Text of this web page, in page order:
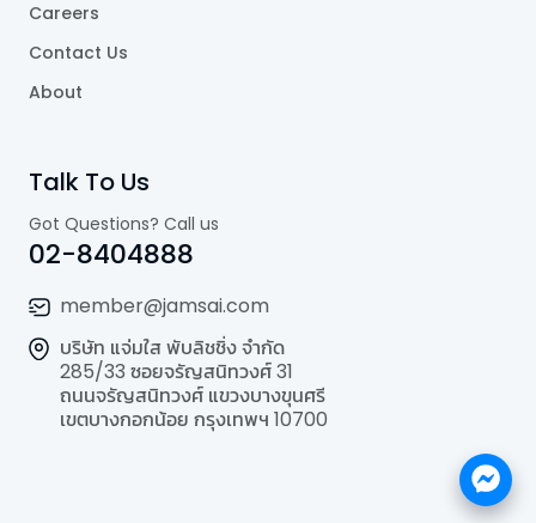
Careers
Contact Us
About
Talk To Us
Got Questions? Call us
02-8404888
member@jamsai.com
บริษัท แจ่มใส พับลิชชิ่ง จำกัด
285/33 ซอยจรัญสนิทวงศ์ 31
ถนนจรัญสนิทวงศ์ แขวงบางขุนศรี
เขตบางกอกน้อย กรุงเทพฯ 10700